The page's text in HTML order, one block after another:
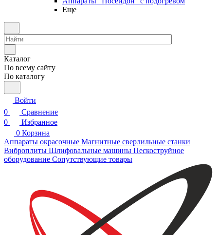
Еще
Каталог
По всему сайту
По каталогу
Войти
0
Сравнение
0
Избранное
0 Корзина
Аппараты окрасочные Магнитные сверлильные станки
Виброплиты Шлифовальные машины Пескоструйное
оборудование Сопутствующие товары